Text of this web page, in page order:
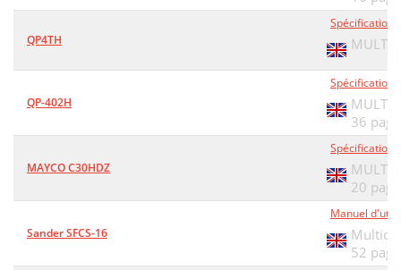
QP4TH
Spécifications
QP-402H
Spécifications
36
MAYCO C30HDZ
Spécifications
20
Sander SFCS-16
Manuel
52